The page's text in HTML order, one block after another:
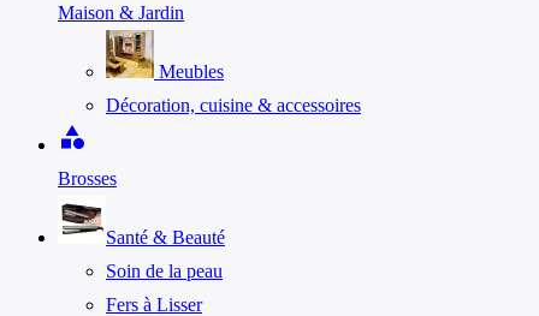
Maison & Jardin
Meubles
Décoration, cuisine & accessoires
category
Brosses
Santé & Beauté
Soin de la peau
Fers à Lisser